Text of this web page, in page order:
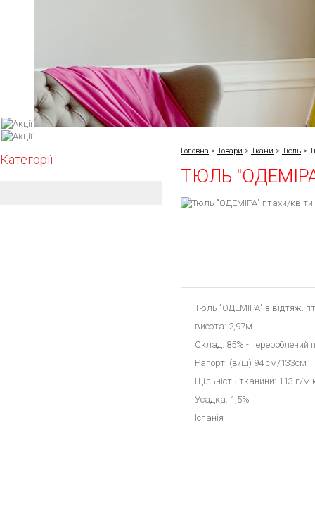
Категорії
Головна > Товари > Ткани > Тюль >
ТЮЛЬ
Тюль "ОДЕМІРА" з відтяж.
висота: 2,97м
Склад: 85% - перероблений
Рапорт: (в/ш) 94 см/133см
Щільність тканини: 113 г/
Усадка: 1,5%
Іспанія